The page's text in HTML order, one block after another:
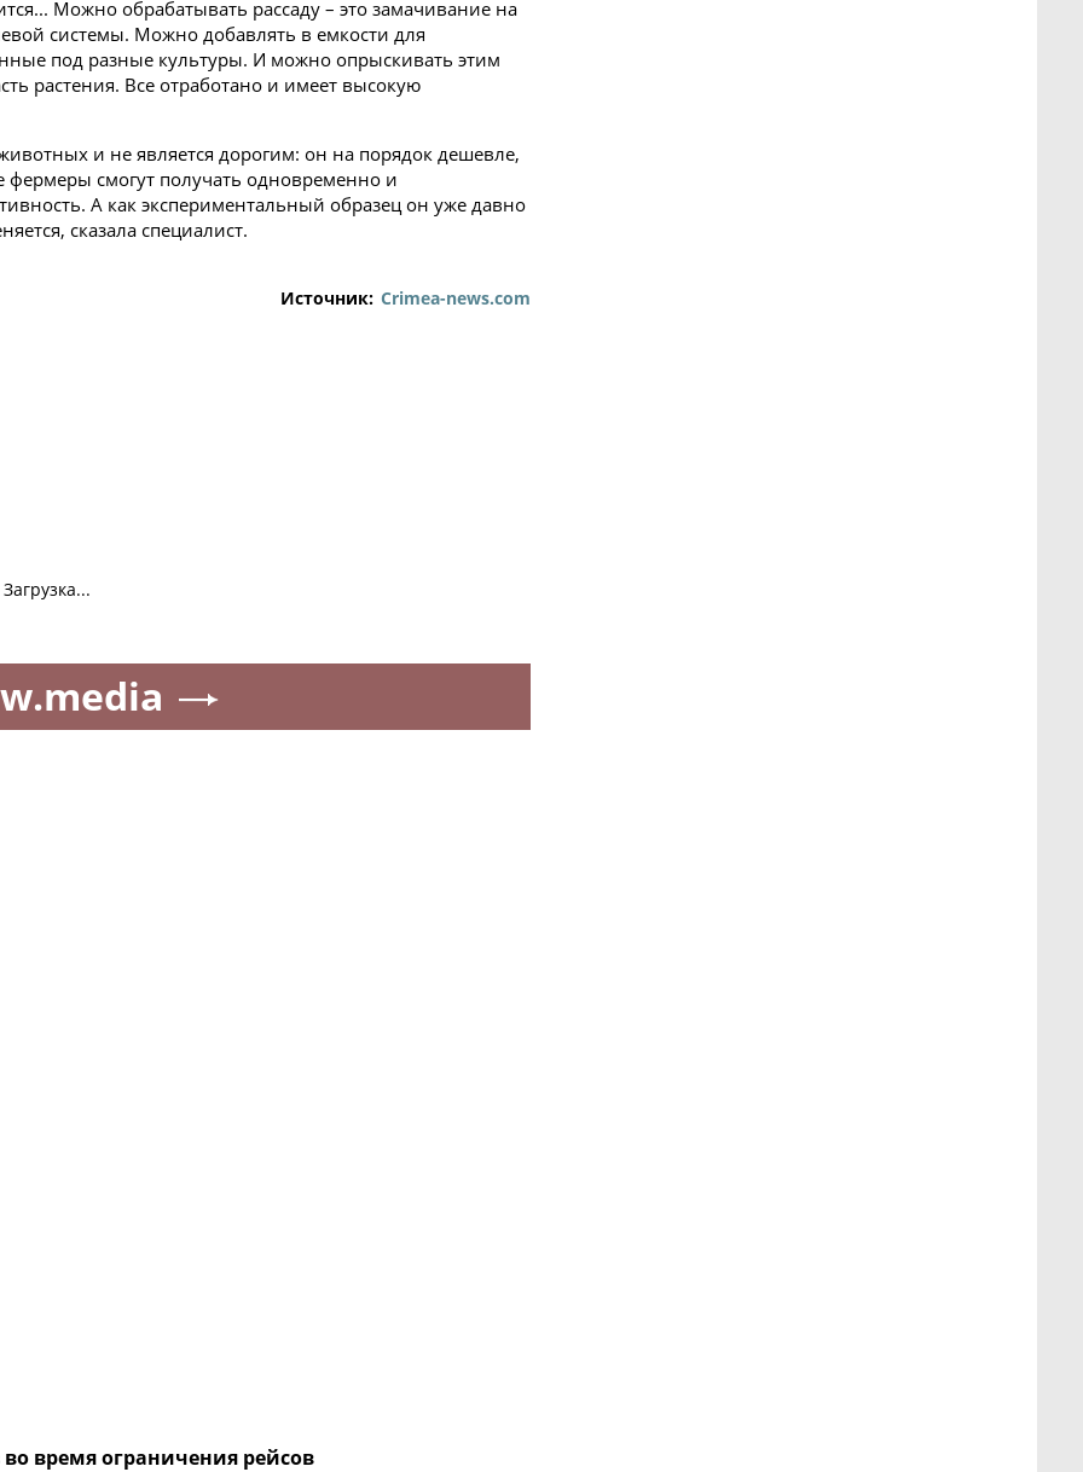
Можно обрабатывать рассаду – это замачивание на
системы. Можно добавлять в емкости для
под разные культуры. И можно опрыскивать этим
растения. Все отработано и имеет высокую
и не является дорогим: он на порядок дешевле,
смогут получать одновременно и
А как экспериментальный образец он уже давно
сказала специалист.
Источник: Crimea-news.com
Загрузка...
время ограничения рейсов